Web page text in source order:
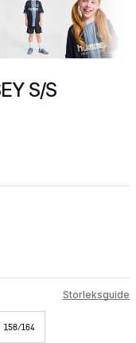
S/S
Storleksguide
158/164